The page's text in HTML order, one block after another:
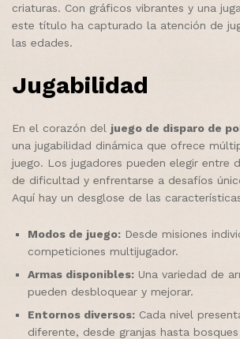
criaturas. Con gráficos vibrantes y una
este título ha capturado la atención de
las edades.
Jugabilidad
En el corazón del juego de disparo de
una jugabilidad dinámica que ofrece
juego. Los jugadores pueden elegir entre
de dificultad y enfrentarse a desafíos
Aquí hay un desglose de las
Modos de juego: Desde misiones
competiciones multijugador.
Armas disponibles: Una variedad de
pueden desbloquear y mejorar.
Entornos diversos: Cada nivel
diferente, desde granjas hasta